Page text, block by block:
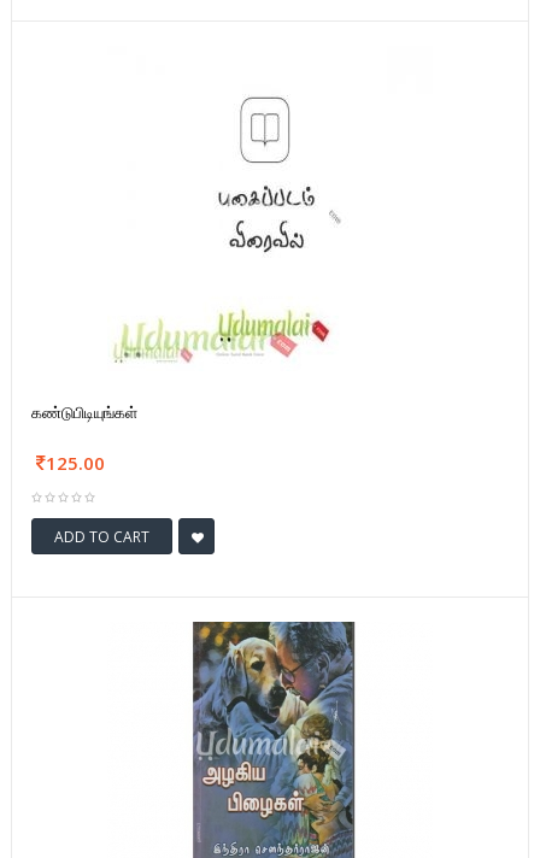
கண்டுபிடியுங்கள்
125.00
ADD TO CART